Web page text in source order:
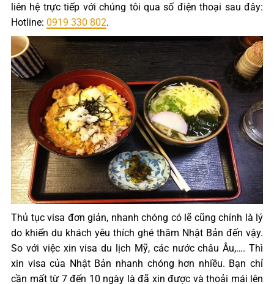
liên hệ trực tiếp với chúng tôi qua số điện thoại sau đây:
Hotline: 0919 330 802.
Thủ tục visa đơn giản, nhanh chóng có lẽ cũng chính là lý
do khiến du khách yêu thích ghé thăm Nhật Bản đến vậy.
So với việc xin visa du lịch Mỹ, các nước châu Âu,…. Thì
xin visa của Nhật Bản nhanh chóng hơn nhiều. Bạn chỉ
cần mất từ 7 đến 10 ngày là đã xin được và thoải mái lên